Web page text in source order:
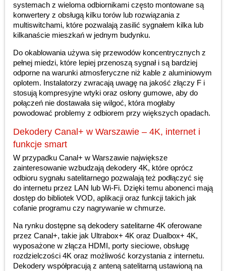
systemach z wieloma odbiornikami często montowane są
konwertery z obsługą kilku torów lub rozwiązania z
multiswitchami, które pozwalają zasilić sygnałem kilka lub
kilkanaście mieszkań w jednym budynku.
Do okablowania używa się przewodów koncentrycznych z
pełnej miedzi, które lepiej przenoszą sygnał i są bardziej
odporne na warunki atmosferyczne niż kable z aluminiowym
oplotem. Instalatorzy zwracają uwagę na jakość złączy F i
stosują kompresyjne wtyki oraz osłony gumowe, aby do
połączeń nie dostawała się wilgoć, która mogłaby
powodować problemy z odbiorem przy większych opadach.
Dekodery Canal+ w Warszawie – 4K, internet i
funkcje smart
W przypadku Canal+ w Warszawie największe
zainteresowanie wzbudzają dekodery 4K, które oprócz
odbioru sygnału satelitarnego pozwalają też podłączyć się
do internetu przez LAN lub Wi-Fi. Dzięki temu abonenci mają
dostęp do bibliotek VOD, aplikacji oraz funkcji takich jak
cofanie programu czy nagrywanie w chmurze.
Na rynku dostępne są dekodery satelitarne 4K oferowane
przez Canal+, takie jak Ultrabox+ 4K oraz Dualbox+ 4K,
wyposażone w złącza HDMI, porty sieciowe, obsługę
rozdzielczości 4K oraz możliwość korzystania z internetu.
Dekodery współpracują z anteną satelitarną ustawioną na